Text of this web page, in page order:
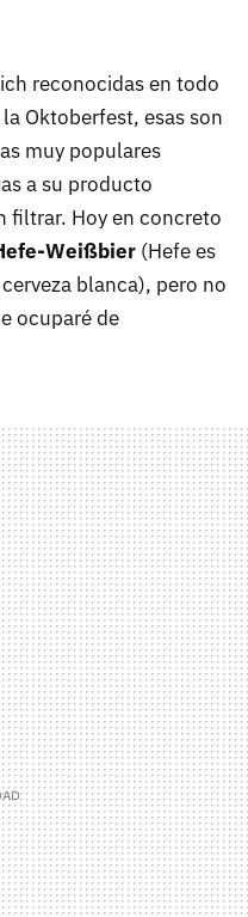
reconocidas en todo
Oktoberfest, esas son
muy populares
a su producto
filtrar. Hoy en concreto
Weißbier (Hefe es
blanca), pero no
ocuparé de